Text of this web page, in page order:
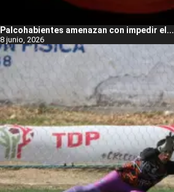
Palcohabientes amenazan con impedir el...
8 junio, 2026